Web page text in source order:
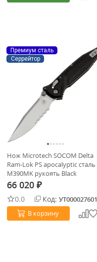
Премиум сталь
Серрейтор
Нож Microtech SOCOM Delta
Ram-Lok PS apocalyptic сталь
M390MK рукоять Black
Aluminium
66 020 ₽
0.0 Код: УТ000027601
В корзину